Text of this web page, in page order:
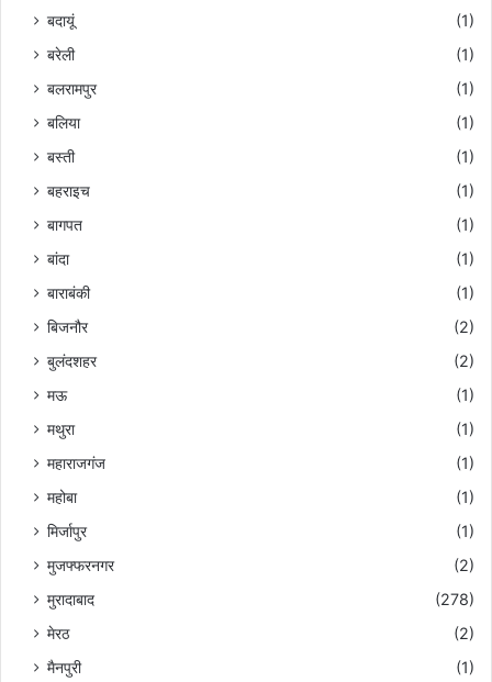
बदायूं
(1)
बरेली
(1)
बलरामपुर
(1)
बलिया
(1)
बस्ती
(1)
बहराइच
(1)
बागपत
(1)
बांदा
(1)
बाराबंकी
(1)
बिजनौर
(2)
बुलंदशहर
(2)
मऊ
(1)
मथुरा
(1)
महाराजगंज
(1)
महोबा
(1)
मिर्जापुर
(1)
मुजफ्फरनगर
(2)
मुरादाबाद
(278)
मेरठ
(2)
मैनपुरी
(1)